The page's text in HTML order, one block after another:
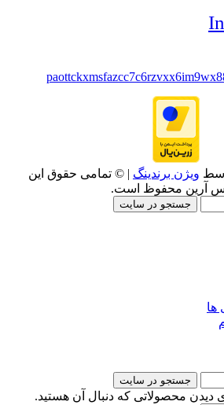
ویژن برندینگ | © تمامی حقوق این
آرین محفوظ است.
جستجو در سایت
ها
جستجو در سایت
دیدن محصولاتی که دنبال آن هستید.